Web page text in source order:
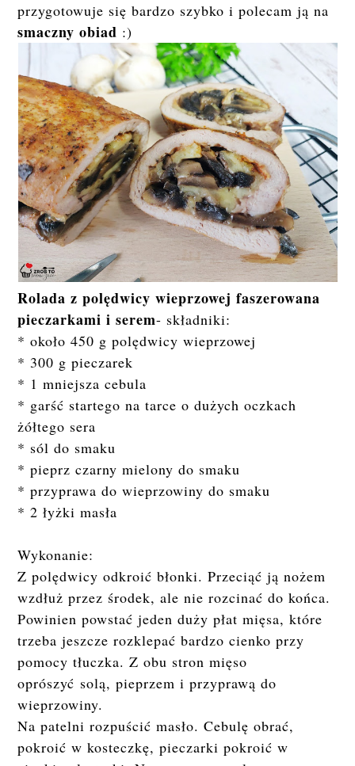
przygotowuje się bardzo szybko i polecam ją na
smaczny obiad :)
Rolada z polędwicy wieprzowej faszerowana
pieczarkami i serem- składniki:
* około 450 g polędwicy wieprzowej
* 300 g pieczarek
* 1 mniejsza cebula
* garść startego na tarce o dużych oczkach
żółtego sera
* sól do smaku
* pieprz czarny mielony do smaku
* przyprawa do wieprzowiny do smaku
* 2 łyżki masła
Wykonanie:
Z polędwicy odkroić błonki. Przeciąć ją nożem
wzdłuż przez środek, ale nie rozcinać do końca.
Powinien powstać jeden duży płat mięsa, które
trzeba jeszcze rozklepać bardzo cienko przy
pomocy tłuczka. Z obu stron mięso
oprószyć solą, pieprzem i przyprawą do
wieprzowiny.
Na patelni rozpuścić masło. Cebulę obrać,
pokroić w kosteczkę, pieczarki pokroić w